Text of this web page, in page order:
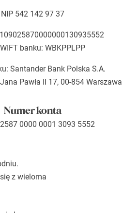
NIP 542 142 97 37
banku: WBKPPLPP
Santander Bank Polska S.A.
Pawła II 17, 00-854 Warszawa
Numer konta
0000 0001 3093 5552
z wieloma